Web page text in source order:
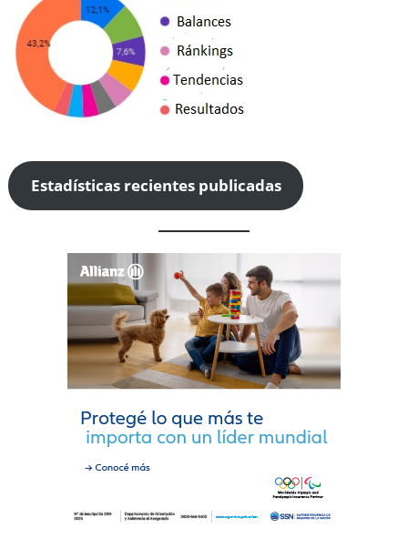
Estadísticas recientes publicadas